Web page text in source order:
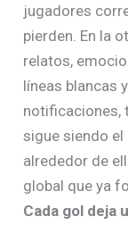
jugadores
pierden. En la
relatos,
líneas blancas
notificaciones,
sigue siendo el
alrededor de
global que ya
Cada gol deja